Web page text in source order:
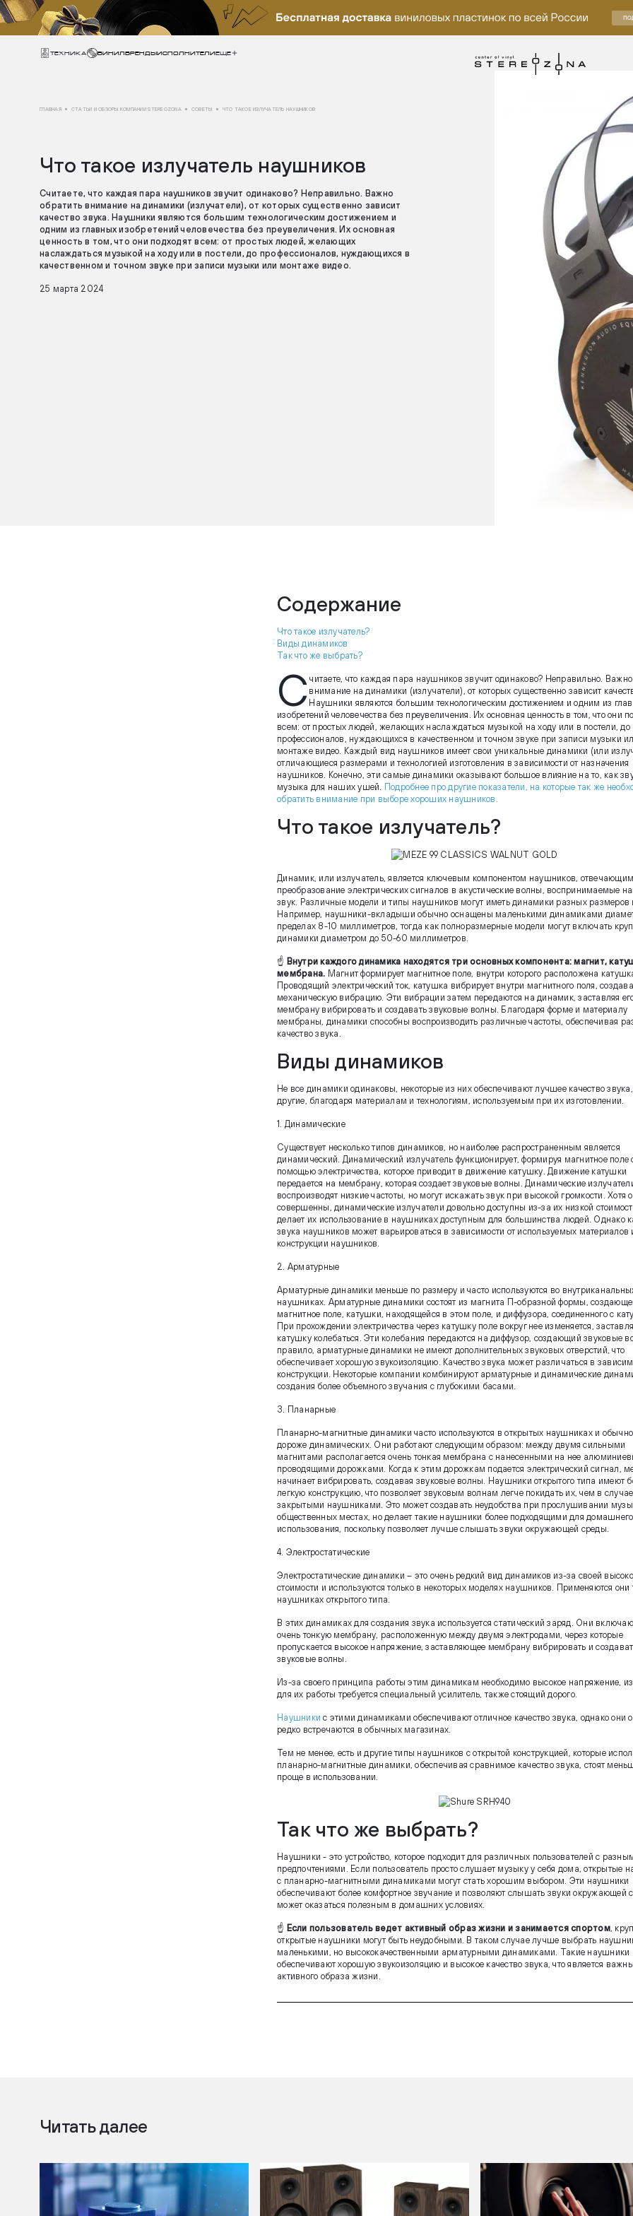
Техника ВИНИЛБРЕНДЫИСПОЛНИТЕЛИЕще
ГЛАВНАЯ СТАТЬИ И ОБЗОРЫ КОМПАНИИ STEREOZONA СОВЕТЫ ЧТО ТАКОЕ ИЗЛУЧАТЕЛЬ НАУШНИКОВ
Что такое излучатель наушников
Считаете, что каждая пара наушников звучит одинаково? Неправильно. Важно
обратить внимание на динамики (излучатели), от которых существенно зависит
качество звука. Наушники являются большим технологическим достижением и
одним из главных изобретений человечества без преувеличения. Их основная
ценность в том, что они подходят всем: от простых людей, желающих
наслаждаться музыкой на ходу или в постели, до профессионалов, нуждающихся в
качественном и точном звуке при записи музыки или монтаже видео.
25 марта 2024
Содержание
Что такое излучатель?
Виды динамиков
Так что же выбрать?
С читаете, что каждая пара наушников звучит одинаково? Неправильно. Важно
внимание на динамики (излучатели), от которых существенно зависит
Наушники являются большим технологическим достижением и одним из
изобретений человечества без преувеличения. Их основная ценность в том, что они
всем: от простых людей, желающих наслаждаться музыкой на ходу или в постели, до
профессионалов, нуждающихся в качественном и точном звуке при записи музыки
монтаже видео. Каждый вид наушников имеет свои уникальные динамики (или
отличающиеся размерами и технологией изготовления в зависимости от назначения
наушников. Конечно, эти самые динамики оказывают большое влияние на то, как
музыка для наших ушей. Подробнее про другие показатели, на которые так же
обратить внимание при выборе хороших наушников.
Что такое излучатель?
Динамик, или излучатель, является ключевым компонентом наушников,
преобразование электрических сигналов в акустические волны, воспринимаемые
звук. Различные модели и типы наушников могут иметь динамики разных размеров
Например, наушники-вкладыши обычно оснащены маленькими динамиками
пределах 8-10 миллиметров, тогда как полноразмерные модели могут включать
динамики диаметром до 50-60 миллиметров.
☝️ Внутри каждого динамика находятся три основных компонента: магнит,
мембрана. Магнит формирует магнитное поле, внутри которого расположена
Проводящий электрический ток, катушка вибрирует внутри магнитного поля,
механическую вибрацию. Эти вибрации затем передаются на динамик, заставляя
мембрану вибрировать и создавать звуковые волны. Благодаря форме и материалу
мембраны, динамики способны воспроизводить различные частоты, обеспечивая
качество звука.
Виды динамиков
Не все динамики одинаковы, некоторые из них обеспечивают лучшее качество
другие, благодаря материалам и технологиям, используемым при их изготовлении.
1. Динамические
Существует несколько типов динамиков, но наиболее распространенным является
динамический. Динамический излучатель функционирует, формируя магнитное поле
помощью электричества, которое приводит в движение катушку. Движение катушки
передается на мембрану, которая создает звуковые волны. Динамические
воспроизводят низкие частоты, но могут искажать звук при высокой громкости. Хотя
совершенны, динамические излучатели довольно доступны из-за их низкой
делает их использование в наушниках доступным для большинства людей. Однако
звука наушников может варьироваться в зависимости от используемых материалов
конструкции наушников.
2. Арматурные
Арматурные динамики меньше по размеру и часто используются во
наушниках. Арматурные динамики состоят из магнита П-образной формы,
магнитное поле, катушки, находящейся в этом поле, и диффузора, соединенного с
При прохождении электричества через катушку поле вокруг нее изменяется,
катушку колебаться. Эти колебания передаются на диффузор, создающий звуковые
правило, арматурные динамики не имеют дополнительных звуковых отверстий, что
обеспечивает хорошую звукоизоляцию. Качество звука может различаться в
конструкции. Некоторые компании комбинируют арматурные и динамические
создания более объемного звучания с глубокими басами.
3. Планарные
Планарно-магнитные динамики часто используются в открытых наушниках и обычно
дороже динамических. Они работают следующим образом: между двумя сильными
магнитами располагается очень тонкая мембрана с нанесенными на нее
проводящими дорожками. Когда к этим дорожкам подается электрический сигнал,
начинает вибрировать, создавая звуковые волны. Наушники открытого типа имеют
легкую конструкцию, что позволяет звуковым волнам легче покидать их, чем в
закрытыми наушниками. Это может создавать неудобства при прослушивании
общественных местах, но делает такие наушники более подходящими для домашнего
использования, поскольку позволяет лучше слышать звуки окружающей среды.
4. Электростатические
Электростатические динамики – это очень редкий вид динамиков из-за своей
стоимости и используются только в некоторых моделях наушников. Применяются они
наушниках открытого типа.
В этих динамиках для создания звука используется статический заряд. Они
очень тонкую мембрану, расположенную между двумя электродами, через которые
пропускается высокое напряжение, заставляющее мембрану вибрировать и
звуковые волны.
Из-за своего принципа работы этим динамикам необходимо высокое напряжение,
для их работы требуется специальный усилитель, также стоящий дорого.
Наушники с этими динамиками обеспечивают отличное качество звука, однако они
редко встречаются в обычных магазинах.
Тем не менее, есть и другие типы наушников с открытой конструкцией, которые
планарно-магнитные динамики, обеспечивая сравнимое качество звука, стоят
проще в использовании.
Так что же выбрать?
Наушники - это устройство, которое подходит для различных пользователей с
предпочтениями. Если пользователь просто слушает музыку у себя дома, открытые
с планарно-магнитными динамиками могут стать хорошим выбором. Эти наушники
обеспечивают более комфортное звучание и позволяют слышать звуки окружающей
может оказаться полезным в домашних условиях.
☝️ Если пользователь ведет активный образ жизни и занимается спортом,
открытые наушники могут быть неудобными. В таком случае лучше выбрать
маленькими, но высококачественными арматурными динамиками. Такие наушники
обеспечивают хорошую звукоизоляцию и высокое качество звука, что является
активного образа жизни.
Читать далее